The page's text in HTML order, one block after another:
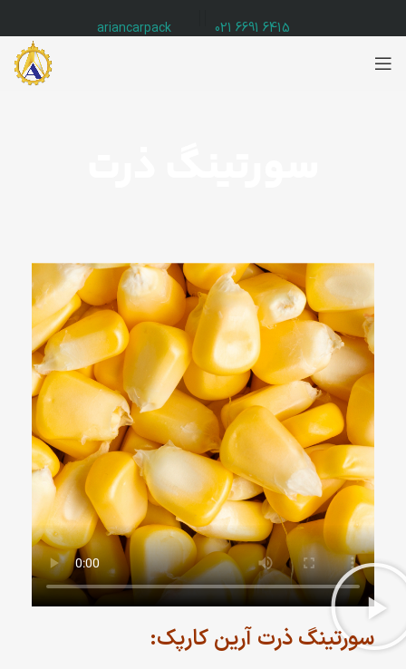
6415 6691 021
ariancarpack
سورتینگ ذرت آرین کارپک: